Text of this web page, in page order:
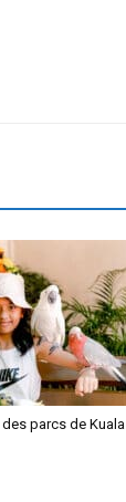
parcs de Kuala